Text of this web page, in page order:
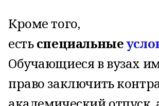
Кроме того,
естьспециальные
Обучающиеся в вузах
право заключить